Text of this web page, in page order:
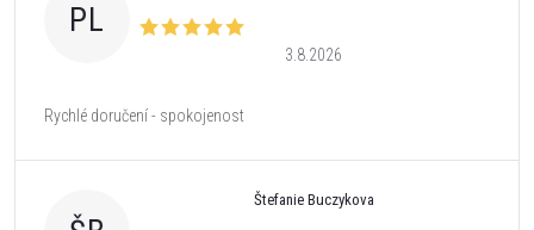
PL
3.8.2026
Rychlé doručení - spokojenost
Štefanie Buczykova